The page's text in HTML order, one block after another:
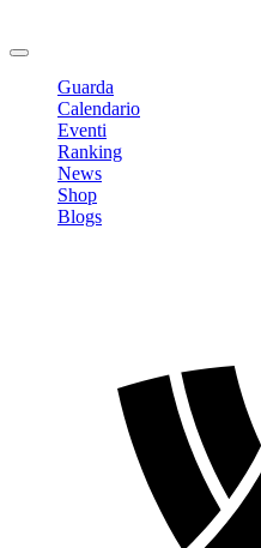
Guarda
Calendario
Eventi
Ranking
News
Shop
Blogs